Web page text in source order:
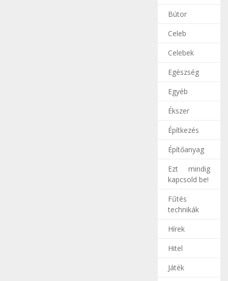
Bútor
Celeb
Celebek
Egészség
Egyéb
Ékszer
Építkezés
Építőanyag
Ezt mindig
kapcsold be!
Fűtés
technikák
Hírek
Hitel
Játék